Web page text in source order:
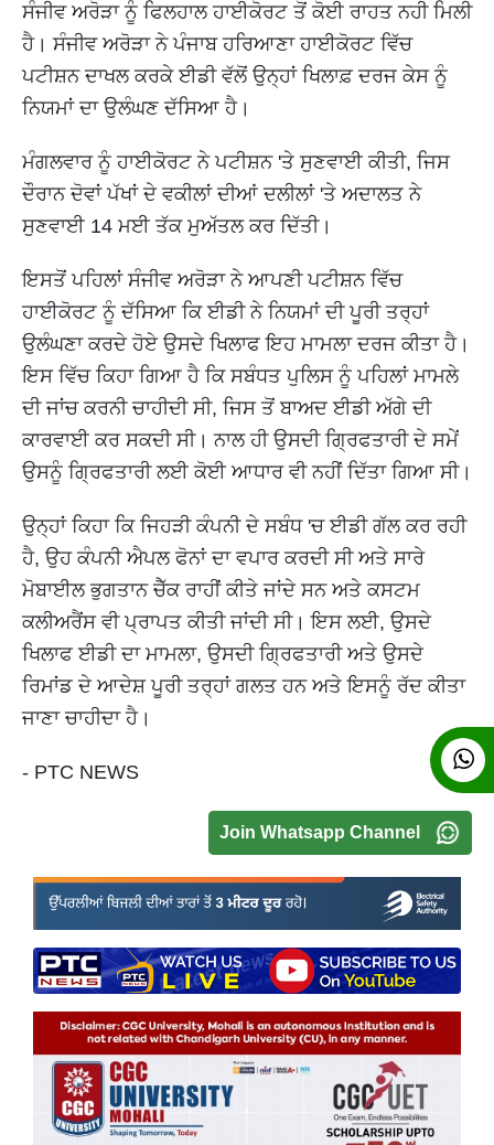
ਸੰਜੀਵ ਅਰੋੜਾ ਨੂੰ ਫਿਲਹਾਲ ਹਾਈਕੋਰਟ ਤੋਂ ਕੋਈ ਰਾਹਤ ਨਹੀ ਮਿਲੀ
ਹੈ। ਸੰਜੀਵ ਅਰੋੜਾ ਨੇ ਪੰਜਾਬ ਹਰਿਆਣਾ ਹਾਈਕੋਰਟ ਵਿੱਚ
ਪਟੀਸ਼ਨ ਦਾਖਲ ਕਰਕੇ ਈਡੀ ਵੱਲੋਂ ਉਨ੍ਹਾਂ ਖਿਲਾਫ਼ ਦਰਜ ਕੇਸ ਨੂੰ
ਨਿਯਮਾਂ ਦਾ ਉਲੰਘਣ ਦੱਸਿਆ ਹੈ।
ਮੰਗਲਵਾਰ ਨੂੰ ਹਾਈਕੋਰਟ ਨੇ ਪਟੀਸ਼ਨ 'ਤੇ ਸੁਣਵਾਈ ਕੀਤੀ, ਜਿਸ
ਦੌਰਾਨ ਦੋਵਾਂ ਪੱਖਾਂ ਦੇ ਵਕੀਲਾਂ ਦੀਆਂ ਦਲੀਲਾਂ 'ਤੇ ਅਦਾਲਤ ਨੇ
ਸੁਣਵਾਈ 14 ਮਈ ਤੱਕ ਮੁਅੱਤਲ ਕਰ ਦਿੱਤੀ।
ਇਸਤੋਂ ਪਹਿਲਾਂ ਸੰਜੀਵ ਅਰੋੜਾ ਨੇ ਆਪਣੀ ਪਟੀਸ਼ਨ ਵਿੱਚ
ਹਾਈਕੋਰਟ ਨੂੰ ਦੱਸਿਆ ਕਿ ਈਡੀ ਨੇ ਨਿਯਮਾਂ ਦੀ ਪੂਰੀ ਤਰ੍ਹਾਂ
ਉਲੰਘਣਾ ਕਰਦੇ ਹੋਏ ਉਸਦੇ ਖਿਲਾਫ ਇਹ ਮਾਮਲਾ ਦਰਜ ਕੀਤਾ ਹੈ।
ਇਸ ਵਿੱਚ ਕਿਹਾ ਗਿਆ ਹੈ ਕਿ ਸਬੰਧਤ ਪੁਲਿਸ ਨੂੰ ਪਹਿਲਾਂ ਮਾਮਲੇ
ਦੀ ਜਾਂਚ ਕਰਨੀ ਚਾਹੀਦੀ ਸੀ, ਜਿਸ ਤੋਂ ਬਾਅਦ ਈਡੀ ਅੱਗੇ ਦੀ
ਕਾਰਵਾਈ ਕਰ ਸਕਦੀ ਸੀ। ਨਾਲ ਹੀ ਉਸਦੀ ਗ੍ਰਿਫਤਾਰੀ ਦੇ ਸਮੇਂ
ਉਸਨੂੰ ਗ੍ਰਿਫਤਾਰੀ ਲਈ ਕੋਈ ਆਧਾਰ ਵੀ ਨਹੀਂ ਦਿੱਤਾ ਗਿਆ ਸੀ।
ਉਨ੍ਹਾਂ ਕਿਹਾ ਕਿ ਜਿਹੜੀ ਕੰਪਨੀ ਦੇ ਸਬੰਧ 'ਚ ਈਡੀ ਗੱਲ ਕਰ ਰਹੀ
ਹੈ, ਉਹ ਕੰਪਨੀ ਐਪਲ ਫੋਨਾਂ ਦਾ ਵਪਾਰ ਕਰਦੀ ਸੀ ਅਤੇ ਸਾਰੇ
ਮੋਬਾਈਲ ਭੁਗਤਾਨ ਚੈੱਕ ਰਾਹੀਂ ਕੀਤੇ ਜਾਂਦੇ ਸਨ ਅਤੇ ਕਸਟਮ
ਕਲੀਅਰੈਂਸ ਵੀ ਪ੍ਰਾਪਤ ਕੀਤੀ ਜਾਂਦੀ ਸੀ। ਇਸ ਲਈ, ਉਸਦੇ
ਖਿਲਾਫ ਈਡੀ ਦਾ ਮਾਮਲਾ, ਉਸਦੀ ਗ੍ਰਿਫਤਾਰੀ ਅਤੇ ਉਸਦੇ
ਰਿਮਾਂਡ ਦੇ ਆਦੇਸ਼ ਪੂਰੀ ਤਰ੍ਹਾਂ ਗਲਤ ਹਨ ਅਤੇ ਇਸਨੂੰ ਰੱਦ ਕੀਤਾ
ਜਾਣਾ ਚਾਹੀਦਾ ਹੈ।
- PTC NEWS
Join Whatsapp Channel